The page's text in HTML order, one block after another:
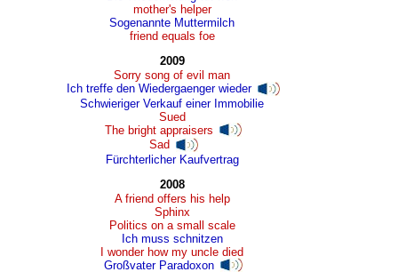
mother's helper
Sogenannte Muttermilch
friend equals foe
2009
Sorry song of evil man
Ich treffe den Wiedergaenger wieder
Schwieriger Verkauf einer Immobilie
Sued
The bright appraisers
Sad
Fürchterlicher Kaufvertrag
2008
A friend offers his help
Sphinx
Politics on a small scale
Ich muss schnitzen
I wonder how my uncle died
Großvater Paradoxon